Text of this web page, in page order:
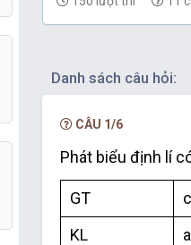
Danh sách câu hỏi:
CÂU 1/6
Phát biểu định lí
GT c
KL